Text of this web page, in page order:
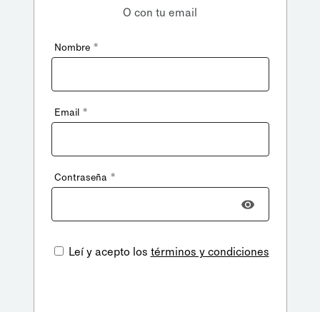
O con tu email
Nombre *
Email *
Contraseña *
Leí y acepto los términos y condiciones